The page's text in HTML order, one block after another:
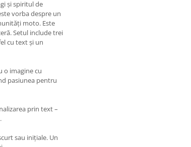
și spiritul de
vorba despre un
moto. Este
Setul include trei
cu text și un
o imagine cu
pasiunea pentru
prin text –
sau inițiale. Un